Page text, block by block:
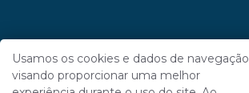
Usamos os cookies e dados de navegação
visando proporcionar uma melhor